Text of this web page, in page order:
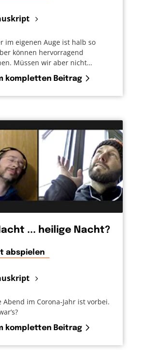
im eigenen Auge ist halb so
können hervorragend
Müssen wir aber nicht…
kompletten Beitrag
... heilige Nacht?
abspielen
Abend im Corona-Jahr ist vorbei.
kompletten Beitrag